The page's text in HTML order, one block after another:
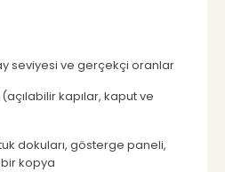
seviyesi ve gerçekçi oranlar
(açılabilir kapılar, kaput ve
dokuları, gösterge paneli,
kopya